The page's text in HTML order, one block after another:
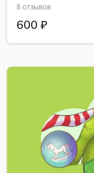
8 отзывов
600 ₽